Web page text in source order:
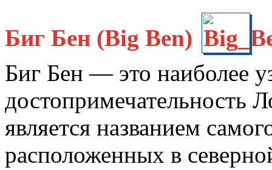
Биг Бен (Big Ben)
Биг Бен — это наиболее
достопримечательность
является названием
расположенных в